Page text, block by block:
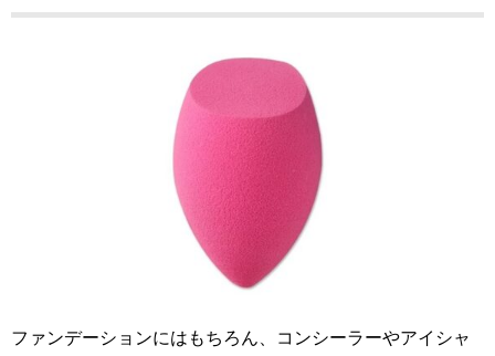
ファンデーションにはもちろん、コンシーラーやアイシャ